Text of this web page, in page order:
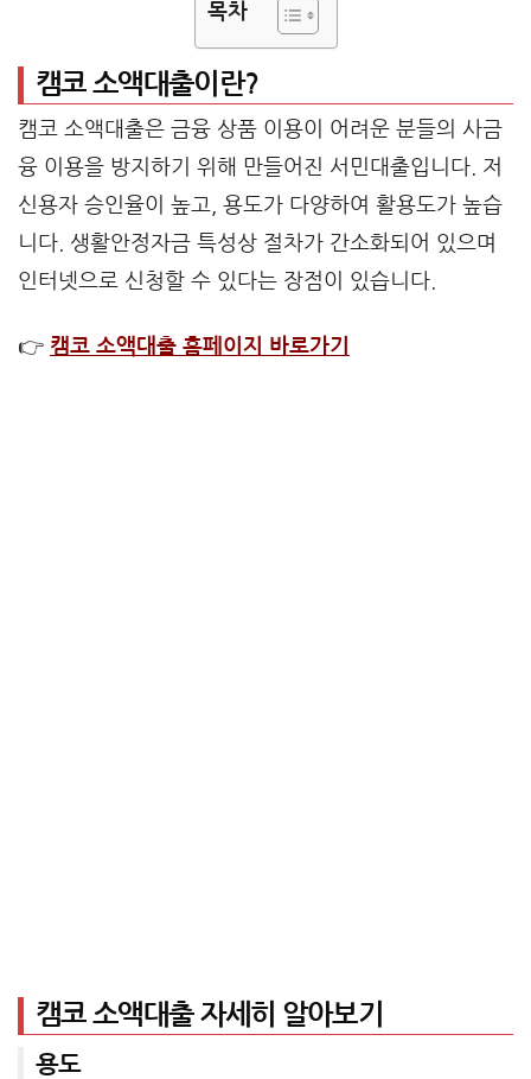
목차
캠코 소액대출이란?
캠코 소액대출은 금융 상품 이용이 어려운 분들의 사금
융 이용을 방지하기 위해 만들어진 서민대출입니다. 저
신용자 승인율이 높고, 용도가 다양하여 활용도가 높습
니다. 생활안정자금 특성상 절차가 간소화되어 있으며
인터넷으로 신청할 수 있다는 장점이 있습니다.
👉 캠코 소액대출 홈페이지 바로가기
캠코 소액대출 자세히 알아보기
용도